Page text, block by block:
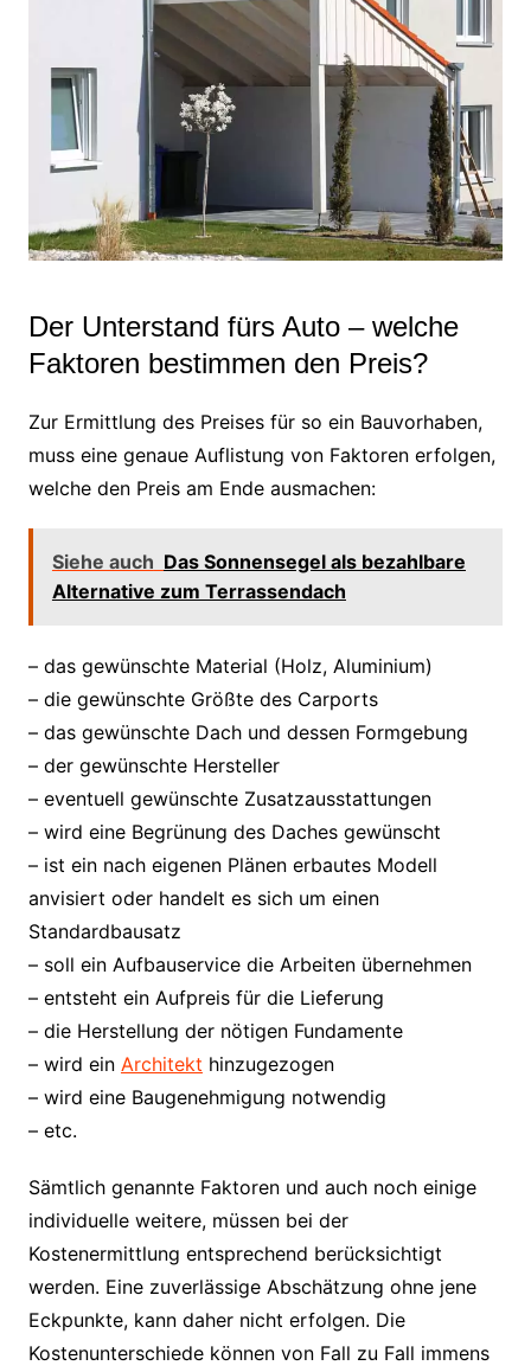
Der Unterstand fürs Auto – welche
Faktoren bestimmen den Preis?
Zur Ermittlung des Preises für so ein Bauvorhaben,
muss eine genaue Auflistung von Faktoren erfolgen,
welche den Preis am Ende ausmachen:
Siehe auch Das Sonnensegel als bezahlbare
Alternative zum Terrassendach
– das gewünschte Material (Holz, Aluminium)
– die gewünschte Größte des Carports
– das gewünschte Dach und dessen Formgebung
– der gewünschte Hersteller
– eventuell gewünschte Zusatzausstattungen
– wird eine Begrünung des Daches gewünscht
– ist ein nach eigenen Plänen erbautes Modell
anvisiert oder handelt es sich um einen
Standardbausatz
– soll ein Aufbauservice die Arbeiten übernehmen
– entsteht ein Aufpreis für die Lieferung
– die Herstellung der nötigen Fundamente
– wird ein Architekt hinzugezogen
– wird eine Baugenehmigung notwendig
– etc.
Sämtlich genannte Faktoren und auch noch einige
individuelle weitere, müssen bei der
Kostenermittlung entsprechend berücksichtigt
werden. Eine zuverlässige Abschätzung ohne jene
Eckpunkte, kann daher nicht erfolgen. Die
Kostenunterschiede können von Fall zu Fall immens